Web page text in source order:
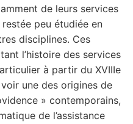
de leurs services
peu étudiée en
disciplines. Ces
l’histoire des services
à partir du XVIIIe
une des origines de
» contemporains,
de l’assistance